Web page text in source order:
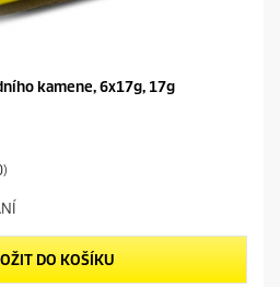
kamene, 6x17g, 17g
DO KOŠÍKU